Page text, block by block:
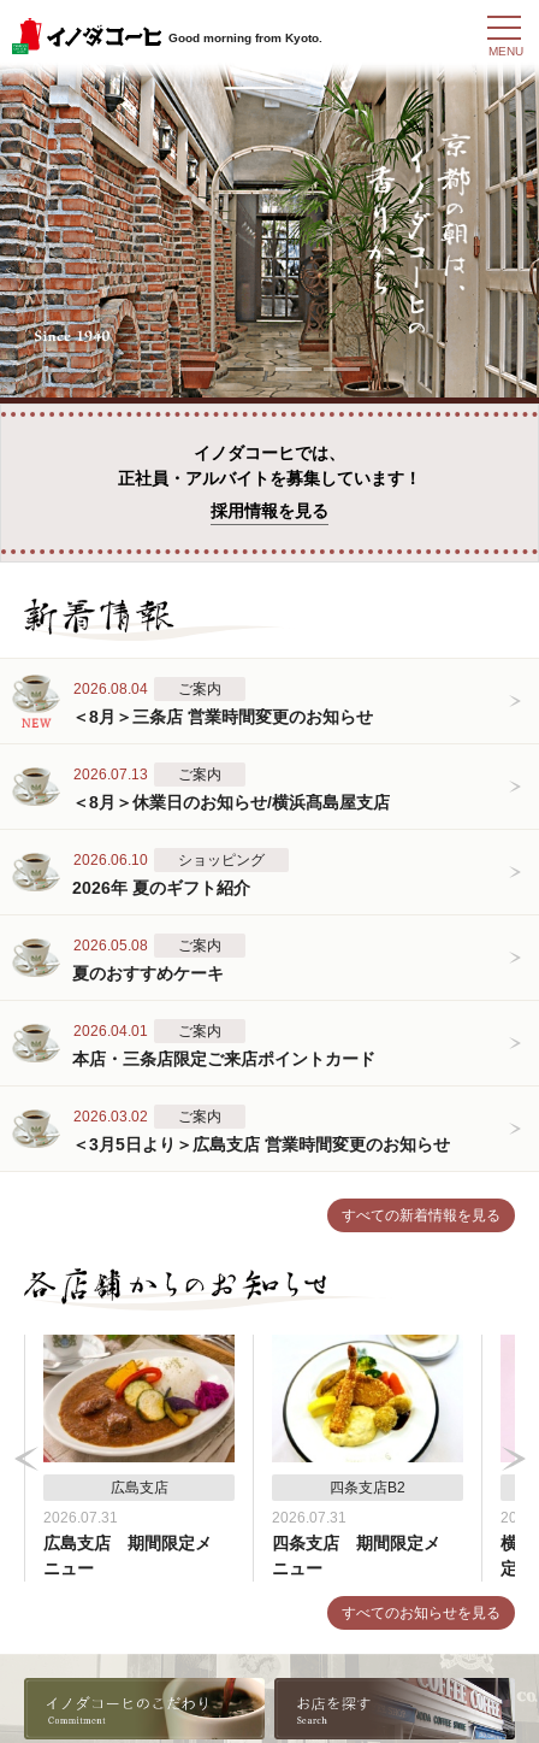
Good morning from Kyoto.
t
o
g
g
l
e
n
a
v
g
a
t
i
o
n
MENU
イノダコーヒでは、
正社員・アルバイトを募集しています！
採用情報を見る
すべての新着情報を見る
2026.08.04 ご案内
＜8月＞三条店 営業時間変更のお知らせ
2026.07.13 ご案内
＜8月＞休業日のお知らせ/横浜髙島屋支店
2026.06.10 ショッピング
2026年 夏のギフト紹介
2026.05.08 ご案内
夏のおすすめケーキ
2026.04.01 ご案内
本店・三条店限定ご来店ポイントカード
2026.03.02 ご案内
＜3月5日より＞広島支店 営業時間変更のお知らせ
すべてのお知らせを見る
広島支店
2026.07.31
広島支店 期間限定メ
ニュー
四条支店B2
2026.07.31
四条支店 期間限定メ
ニュー
横
定メ